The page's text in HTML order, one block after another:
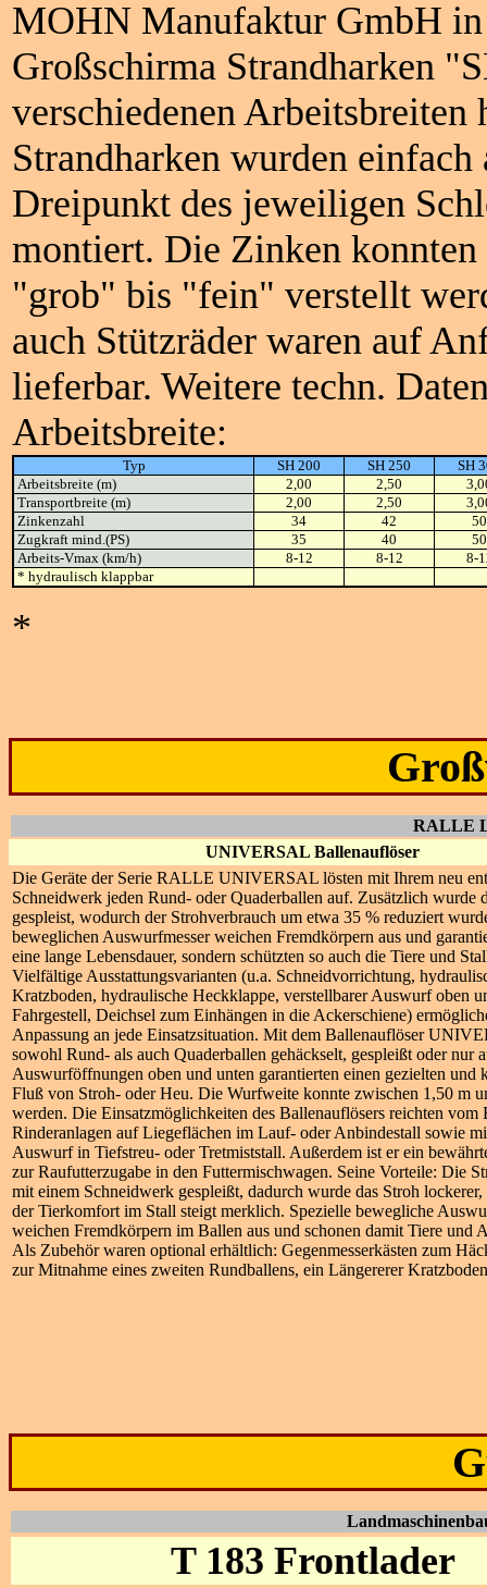
MOHN Manufaktur GmbH in
Großschirma Strandharken
verschiedenen Arbeitsbreiten
Strandharken wurden einfach
Dreipunkt des jeweiligen
montiert. Die Zinken konnten
"grob" bis "fein" verstellt
auch Stützräder waren auf
lieferbar. Weitere techn.
Arbeitsbreite:
Typ SH 200 SH 250
SH
Arbeitsbreite (m)
2,00 2,50
Transportbreite (m)
2,00 2,50
Zinkenzahl
34 42
50
Zugkraft mind.(PS)
35 40
50
Arbeits-Vmax (km/h)
8-12 8-12
8-
* hydraulisch klappbar
*
RALLE
UNIVERSAL Ballenauflöser
Die Geräte der Serie RALLE UNIVERSAL lösten mit Ihrem neu
Schneidwerk jeden Rund- oder Quaderballen auf. Zusätzlich wurde
gespleist, wodurch der Strohverbrauch um etwa 35 % reduziert
beweglichen Auswurfmesser weichen Fremdkörpern aus und
eine lange Lebensdauer, sondern schützten so auch die Tiere und
Vielfältige Ausstattungsvarianten (u.a. Schneidvorrichtung,
Kratzboden, hydraulische Heckklappe, verstellbarer Auswurf oben
Fahrgestell, Deichsel zum Einhängen in die Ackerschiene)
Anpassung an jede Einsatzsituation. Mit dem Ballenauflöser
sowohl Rund- als auch Quaderballen gehäckselt, gespleißt oder nur
Auswurföffnungen oben und unten garantierten einen gezielten und
Fluß von Stroh- oder Heu. Die Wurfweite konnte zwischen 1,50 m
werden. Die Einsatzmöglichkeiten des Ballenauflösers reichten vom
Rinderanlagen auf Liegeflächen im Lauf- oder Anbindestall sowie
Auswurf in Tiefstreu- oder Tretmiststall. Außerdem ist er ein
zur Raufutterzugabe in den Futtermischwagen. Seine Vorteile: Die
mit einem Schneidwerk gespleißt, dadurch wurde das Stroh
der Tierkomfort im Stall steigt merklich. Spezielle bewegliche
weichen Fremdkörpern im Ballen aus und schonen damit Tiere und
Als Zubehör waren optional erhältlich: Gegenmesserkästen zum
zur Mitnahme eines zweiten Rundballens, ein Längererer
T 183 Frontlader